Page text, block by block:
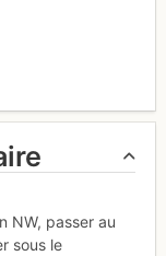
NW, passer au
sous le